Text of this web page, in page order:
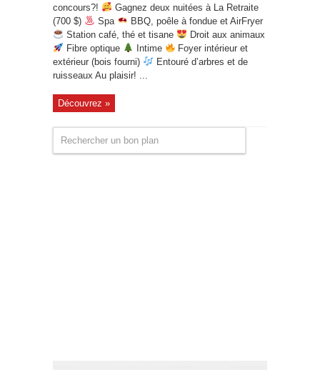
concours?!
Gagnez deux nuitées à La Retraite
(700 $)
Spa
BBQ, poêle à fondue et AirFryer
Station café, thé et tisane
Droit aux animaux
Fibre optique
Intime
Foyer intérieur et
extérieur (bois fourni)
Entouré d’arbres et de
ruisseaux Au plaisir! ...
Découvrez »